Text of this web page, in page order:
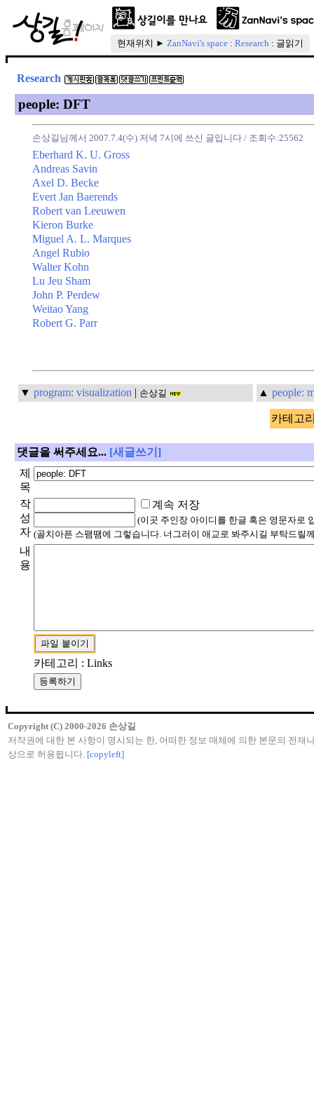
현재위치 ► ZanNavi's space : Research : 글읽기
Research
people: DFT
손상길님께서 2007.7.4(수) 저녁 7시에 쓰신 글입니다 / 조회수:25562
Eberhard K. U. Gross
Andreas Savin
Axel D. Becke
Evert Jan Baerends
Robert van Leeuwen
Kieron Burke
Miguel A. L. Marques
Angel Rubio
Walter Kohn
Lu Jeu Sham
John P. Perdew
Weitao Yang
Robert G. Parr
▼ program: visualization | 손상길 ▲ people:
카테고
댓글을 써주세요... [새글쓰기]
제
목
작
성
자
계속 저장
(이곳 주인장 아이디를 한글 혹은 영문자로
(골치아픈 스팸땜에 그렇습니다. 너그러이 애교로 봐주시길 부탁드릴
내
용
카테고리 : Links
Copyright (C) 2000-2026 손상길
저작권에 대한 본 사항이 명시되는 한, 어떠한 정보 매체에 의한 본문의 전재
상으로 허용됩니다. [copyleft]